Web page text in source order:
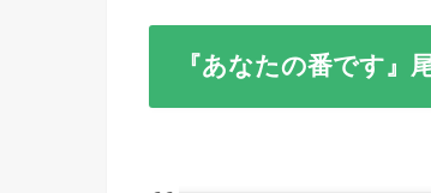
『あなたの番です』